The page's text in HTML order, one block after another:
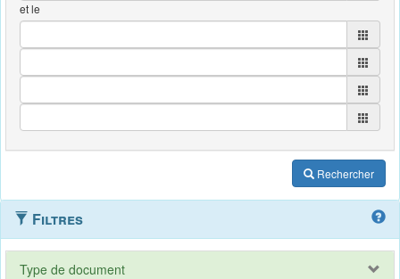
et le
Rechercher
Filtres
Type de document